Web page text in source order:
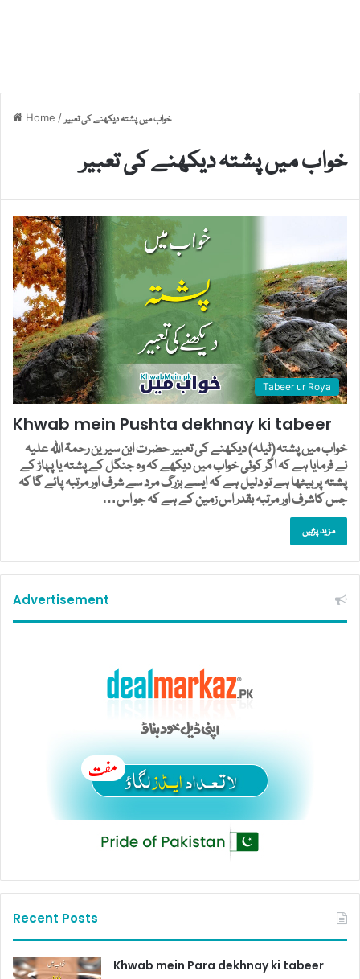
Home /خواب میں پشتہ دیکھنے کی تعبیر
خواب میں پشتہ دیکھنے کی تعبیر
Tabeer ur Roya
Khwab mein Pushta dekhnay ki tabeer
خواب میں پشتہ (ٹیلہ) دیکھنے کی تعبیر حضرت ابن سیرین رحمۃ اللہ علیہ
نے فرمایا ہے کہ اگر کوئی خواب میں دیکھے کہ وہ جنگل کے پشتہ یا پہاڑ کے
پشتہ پر بیٹھا ہے تو دلیل ہے کہ ایسے بزرگ مرد سے شرف اور مرتبہ پائے گا کہ
جس کاشرف اور مرتبہ بقدر اس زمین کے ہے کہ جو اس…
مزید پڑہیں
Advertisement
Recent Posts
Khwab mein Para dekhnay ki tabeer